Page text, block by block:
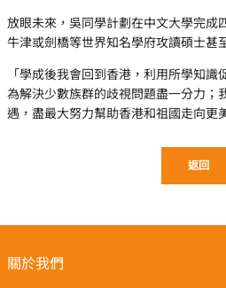
放眼未來，吳同學計劃在中文大學完成
牛津或劍橋等世界知名學府攻讀碩士甚
「學成後我會回到香港，利用所學知
為解決少數族群的歧視問題盡一分力；
遇，盡最大努力幫助香港和祖國走向更
返回
關於我們